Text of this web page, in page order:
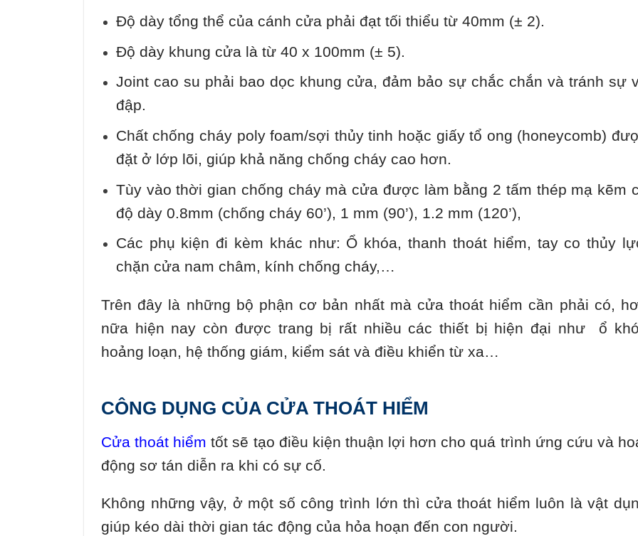
Độ dày tổng thể của cánh cửa phải đạt tối thiểu từ 40mm (± 2).
Độ dày khung cửa là từ 40 x 100mm (± 5).
Joint cao su phải bao dọc khung cửa, đảm bảo sự chắc chắn và tránh sự
đập.
Chất chống cháy poly foam/sợi thủy tinh hoặc giấy tổ ong (honeycomb)
đặt ở lớp lõi, giúp khả năng chống cháy cao hơn.
Tùy vào thời gian chống cháy mà cửa được làm bằng 2 tấm thép mạ kẽm
độ dày 0.8mm (chống cháy 60’), 1 mm (90’), 1.2 mm (120’),
Các phụ kiện đi kèm khác như: Ổ khóa, thanh thoát hiểm, tay co thủy
chặn cửa nam châm, kính chống cháy,…
Trên đây là những bộ phận cơ bản nhất mà cửa thoát hiểm cần phải có,
nữa hiện nay còn được trang bị rất nhiều các thiết bị hiện đại như ổ
hoảng loạn, hệ thống giám, kiểm sát và điều khiển từ xa…
CÔNG DỤNG CỦA CỬA THOÁT HIỂM
Cửa thoát hiểm tốt sẽ tạo điều kiện thuận lợi hơn cho quá trình ứng cứu và
động sơ tán diễn ra khi có sự cố.
Không những vậy, ở một số công trình lớn thì cửa thoát hiểm luôn là vật
giúp kéo dài thời gian tác động của hỏa hoạn đến con người.